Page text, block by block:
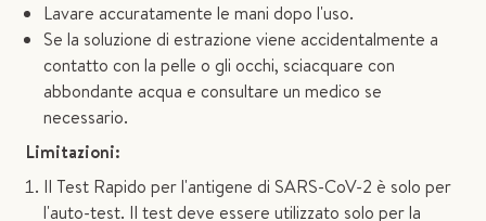
Lavare accuratamente le mani dopo l'uso.
Se la soluzione di estrazione viene accidentalmente a
contatto con la pelle o gli occhi, sciacquare con
abbondante acqua e consultare un medico se
necessario.
Limitazioni:
Il Test Rapido per l'antigene di SARS-CoV-2 è solo per
l'auto-test. Il test deve essere utilizzato solo per la